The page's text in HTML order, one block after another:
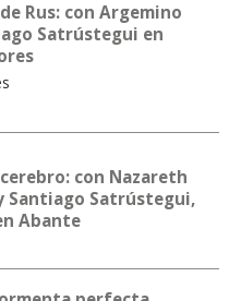
Rus: con Argemino
Satrústegui en
con Nazareth
Santiago Satrústegui,
Abante